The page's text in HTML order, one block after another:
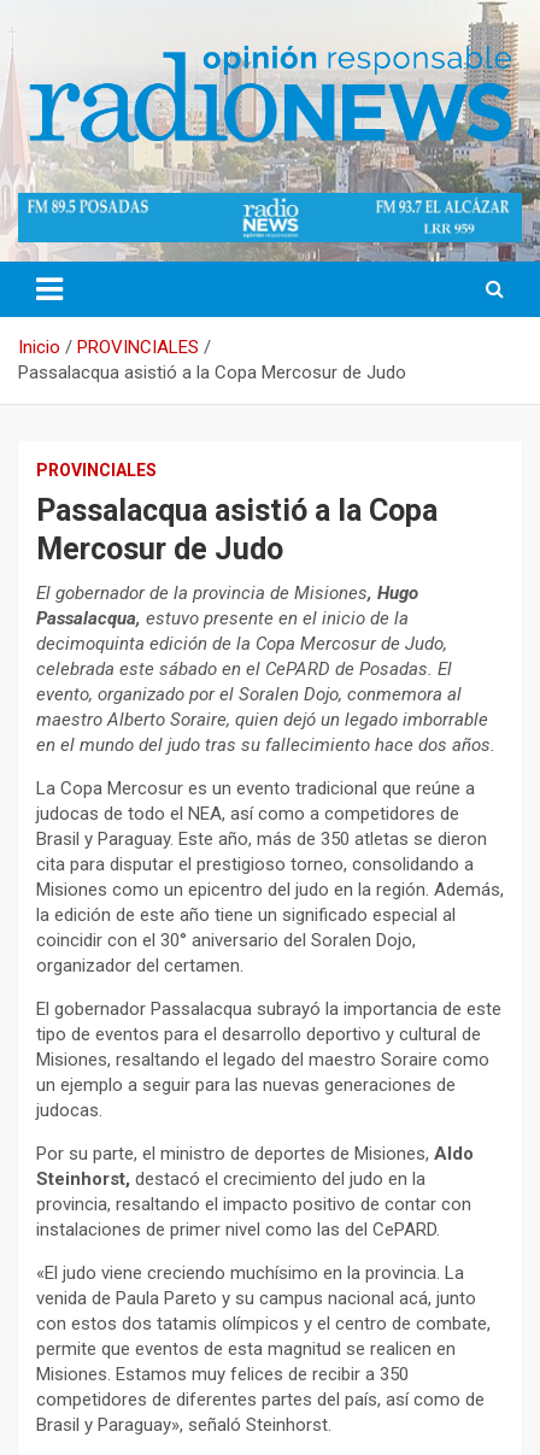
contenido
Radio News Misiones 89.5 Mhz
Opinión Responsable
Inicio
PROVINCIALES
Passalacqua asistió a la Copa Mercosur de Judo
PROVINCIALES
Passalacqua asistió a la Copa
Mercosur de Judo
El gobernador de la provincia de Misiones, Hugo
Passalacqua, estuvo presente en el inicio de la
decimoquinta edición de la Copa Mercosur de Judo,
celebrada este sábado en el CePARD de Posadas. El
evento, organizado por el Soralen Dojo, conmemora al
maestro Alberto Soraire, quien dejó un legado imborrable
en el mundo del judo tras su fallecimiento hace dos años.
La Copa Mercosur es un evento tradicional que reúne a
judocas de todo el NEA, así como a competidores de
Brasil y Paraguay. Este año, más de 350 atletas se dieron
cita para disputar el prestigioso torneo, consolidando a
Misiones como un epicentro del judo en la región. Además,
la edición de este año tiene un significado especial al
coincidir con el 30° aniversario del Soralen Dojo,
organizador del certamen.
El gobernador Passalacqua subrayó la importancia de este
tipo de eventos para el desarrollo deportivo y cultural de
Misiones, resaltando el legado del maestro Soraire como
un ejemplo a seguir para las nuevas generaciones de
judocas.
Por su parte, el ministro de deportes de Misiones, Aldo
Steinhorst, destacó el crecimiento del judo en la
provincia, resaltando el impacto positivo de contar con
instalaciones de primer nivel como las del CePARD.
«El judo viene creciendo muchísimo en la provincia. La
venida de Paula Pareto y su campus nacional acá, junto
con estos dos tatamis olímpicos y el centro de combate,
permite que eventos de esta magnitud se realicen en
Misiones. Estamos muy felices de recibir a 350
competidores de diferentes partes del país, así como de
Brasil y Paraguay», señaló Steinhorst.